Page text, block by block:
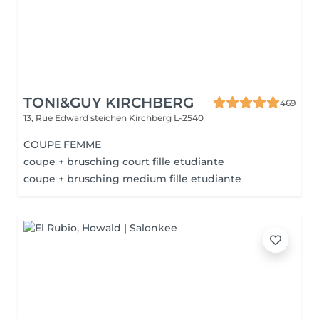
TONI&GUY KIRCHBERG
469
13, Rue Edward steichen Kirchberg L-2540
COUPE FEMME
coupe + brusching court fille etudiante
coupe + brusching medium fille etudiante